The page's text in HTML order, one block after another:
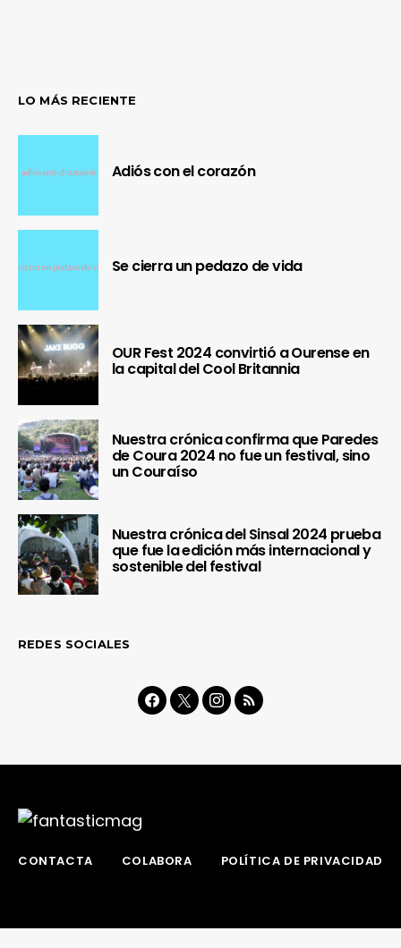
LO MÁS RECIENTE
Adiós con el corazón
Se cierra un pedazo de vida
OUR Fest 2024 convirtió a Ourense en
la capital del Cool Britannia
Nuestra crónica confirma que Paredes
de Coura 2024 no fue un festival, sino
un Couraíso
Nuestra crónica del Sinsal 2024 prueba
que fue la edición más internacional y
sostenible del festival
REDES SOCIALES
CONTACTA COLABORA POLÍTICA DE PRIVACIDAD